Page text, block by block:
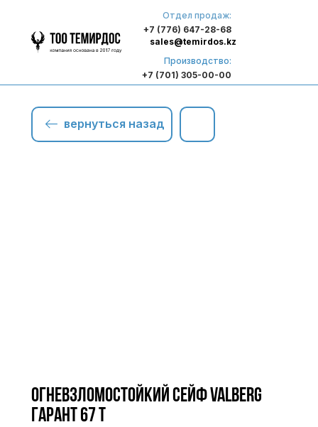
Отдел продаж:
+7 (776) 647-28-68
Производство:
+7 (701) 305-00-00
sales@temirdos.kz
вернуться назад
Огневзломостойкий сейф VALBERG
ГАРАНТ 67 T